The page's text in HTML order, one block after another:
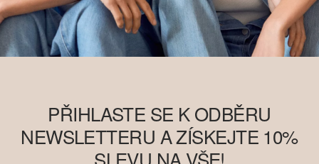
PŘIHLASTE SE K ODBĚRU
NEWSLETTERU A ZÍSKEJTE 10%